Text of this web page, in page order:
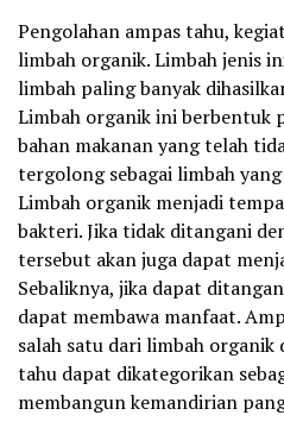
Pengolahan ampas tahu,
limbah organik. Limbah jenis
limbah paling banyak
Limbah organik ini berbentuk
bahan makanan yang telah
tergolong sebagai limbah
Limbah organik menjadi
bakteri. Jika tidak ditangani
tersebut akan juga dapat
Sebaliknya, jika dapat
dapat membawa manfaat.
salah satu dari limbah organik
tahu dapat dikategorikan
membangun kemandirian